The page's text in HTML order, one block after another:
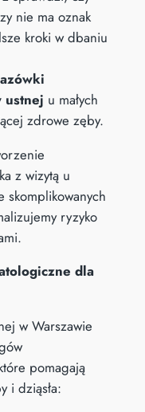
nie ma oznak
kroki w dbaniu
ustnej u małych
zdrowe zęby.
z wizytą u
skomplikowanych
ryzyko
dla
w Warszawie
pomagają
i dziąsła: